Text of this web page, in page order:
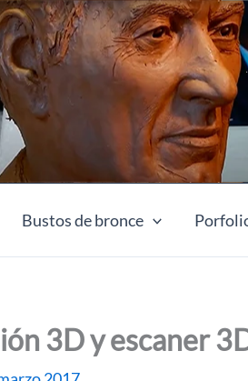
Bustos de bronce
3D y escaner